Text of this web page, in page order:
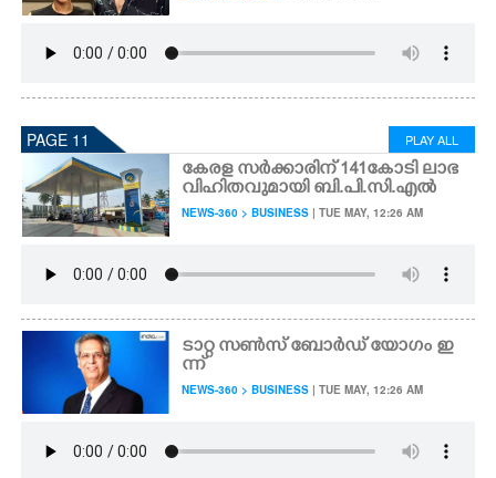
PAGE 11 PLAY ALL
കേരള സർക്കാരിന് 141കോടി ലാഭ
വിഹിതവുമായി ബി.പി.സി.എൽ
NEWS-360 > BUSINESS | TUE MAY, 12:26 AM
ടാറ്റ സൺസ് ബോർഡ് യോഗം ഇ
ന്ന്
NEWS-360 > BUSINESS | TUE MAY, 12:26 AM